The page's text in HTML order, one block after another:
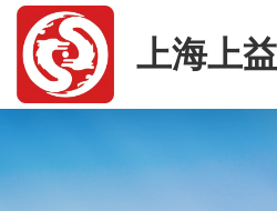
上海上
司